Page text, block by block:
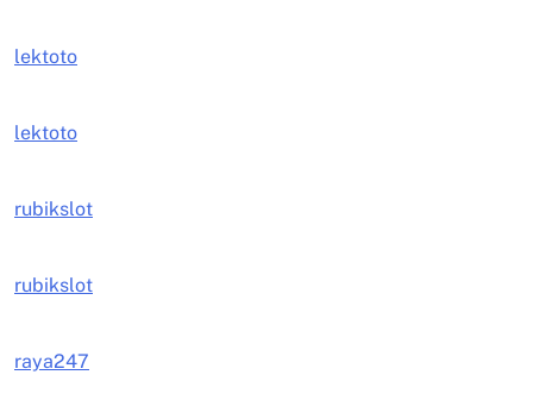
lektoto
lektoto
rubikslot
rubikslot
raya247